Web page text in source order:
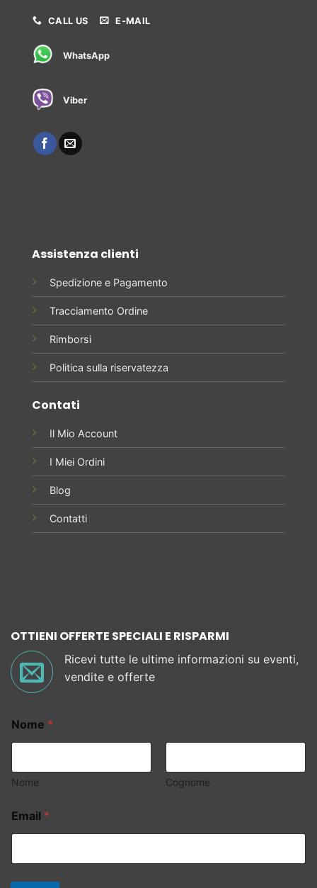
CALL US E-MAIL
WhatsApp
Viber
Assistenza clienti
Spedizione e Pagamento
Tracciamento Ordine
Rimborsi
Politica sulla riservatezza
Contati
Il Mio Account
I Miei Ordini
Blog
Contatti
OTTIENI OFFERTE SPECIALI E RISPARMI
Ricevi tutte le ultime informazioni su eventi,
vendite e offerte
Nome *
Nome Cognome
Email *